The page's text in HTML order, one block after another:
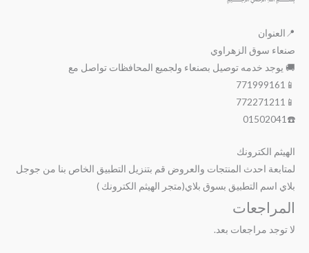
📍العنوان
صنعاء سوق الزهراوي
🚚 يوجد خدمه توصيل بصنعاء ولجميع المحافظات تواصل مع
📱771999161
📱772271211
☎️01502041
الهيثم الكترونك
لمتابعة احدث المنتجات والعروض قم بتنزيل التطبيق الخاص بنا من جوجل
بلاي اسم التطبيق بسوق بلاي(متجر الهيثم الكترونك )
المراجعات
لا توجد مراجعات بعد.